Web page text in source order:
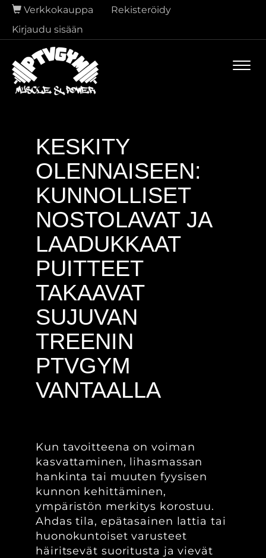
Verkkokauppa
Rekisteröidy
Kirjaudu sisään
KESKITY
OLENNAISEEN:
KUNNOLLISET
NOSTOLAVAT JA
LAADUKKAAT
PUITTEET
TAKAAVAT
SUJUVAN
TREENIN
PTVGYM
VANTAALLA
Kun tavoitteena on voiman
kasvattaminen, lihasmassan
hankinta tai muuten fyysisen
kunnon kehittäminen,
ympäristön merkitys korostuu.
Ahdas tila, epätasainen lattia tai
huonokuntoiset varusteet
häiritsevät suoritusta ja vievät